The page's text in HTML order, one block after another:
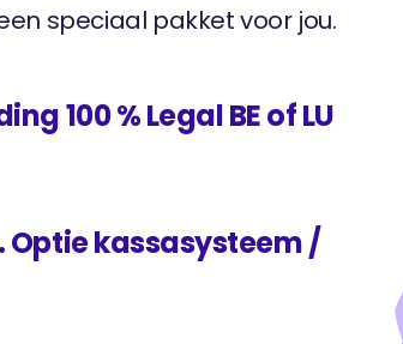
speciaal pakket voor jou.
100 % Legal BE of LU
Optie kassasysteem /